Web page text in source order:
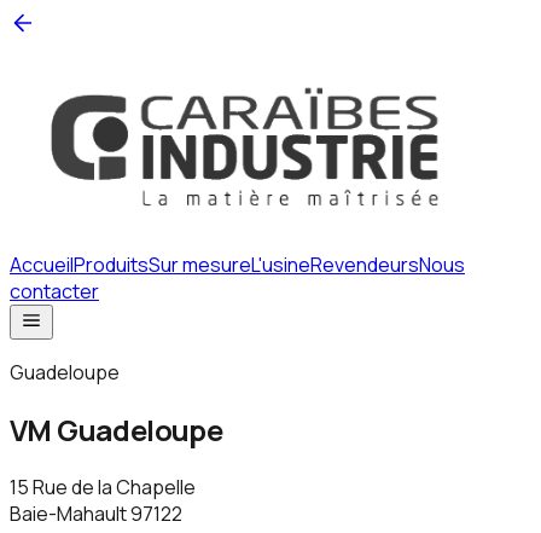
AccueilProduitsSur mesureL'usineRevendeursNous
contacter
Guadeloupe
VM Guadeloupe
15 Rue de la Chapelle
Baie-Mahault97122